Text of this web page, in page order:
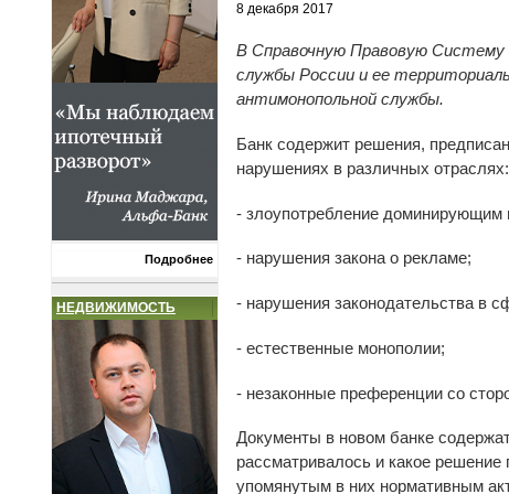
Подробнее
НЕДВИЖИМОСТЬ
8 декабря 2017
В Справочную Правовую Систему
службы России и ее
антимонопольной службы.
Банк содержит решения,
нарушениях в различных отраслях:
- злоупотребление доминирующим
- нарушения закона о рекламе;
- нарушения законодательства в
- естественные монополии;
- незаконные преференции со
Документы в новом банке
рассматривалось и какое
упомянутым в них нормативным